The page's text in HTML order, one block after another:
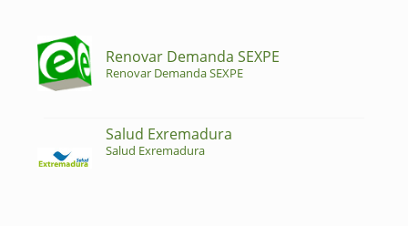
Renovar Demanda SEXPE
Renovar Demanda SEXPE
Salud Exremadura
Salud Exremadura